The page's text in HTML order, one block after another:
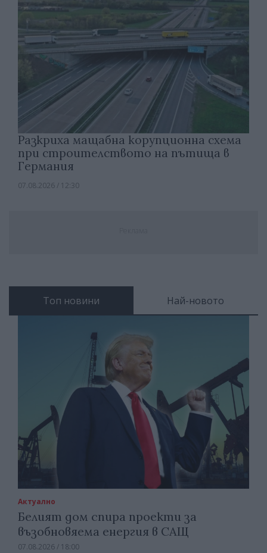
Разкриха мащабна корупционна схема
при строителството на пътища в
Германия
07.08.2026 / 12:30
Топ новини Най-новото
Актуално
Белият дом спира проекти за
възобновяема енергия в САЩ
07.08.2026 / 18:00